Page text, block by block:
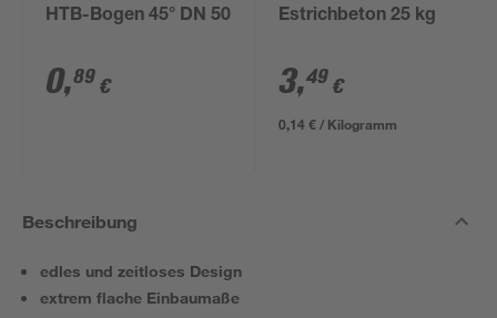
HTB-Bogen 45° DN 50
0,89 €
Estrichbeton 25 kg
3,49 €
0,14 € / Kilogramm
Beschreibung
edles und zeitloses Design
extrem flache Einbaumaße